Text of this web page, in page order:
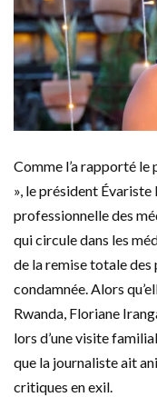
Comme l’a rapporté
», le président
professionnelle des
qui circule dans les
de la remise totale des
condamnée. Alors
Rwanda, Floriane
lors d’une visite
que la journaliste ait
critiques en exil.